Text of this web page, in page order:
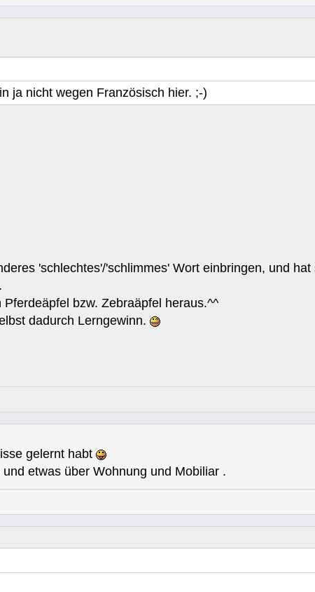
ja nicht wegen Französisch hier. ;-)
'schlechtes'/'schlimmes' Wort einbringen, und
bzw. Zebraäpfel heraus.^^
dadurch Lerngewinn.
gelernt habt
etwas über Wohnung und Mobiliar .